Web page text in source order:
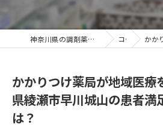
神奈川県の調剤薬局の求人ならシーエスメディカルネット コラム かかりつけ薬
かかりつけ薬局が地域医療
県綾瀬市早川城山の患者満
は？